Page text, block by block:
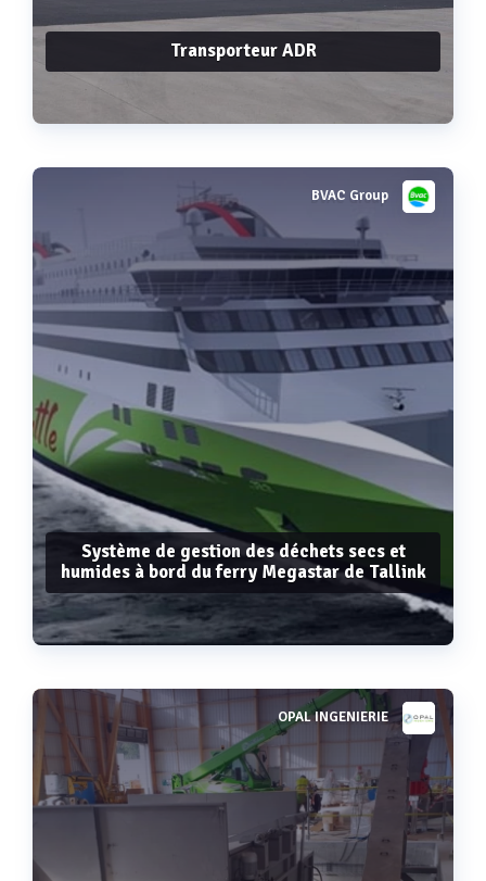
Transporteur ADR
Voir plus BVAC Group
Système de gestion des déchets secs et
humides à bord du ferry Megastar de Tallink
Voir plusOPAL INGENIERIE